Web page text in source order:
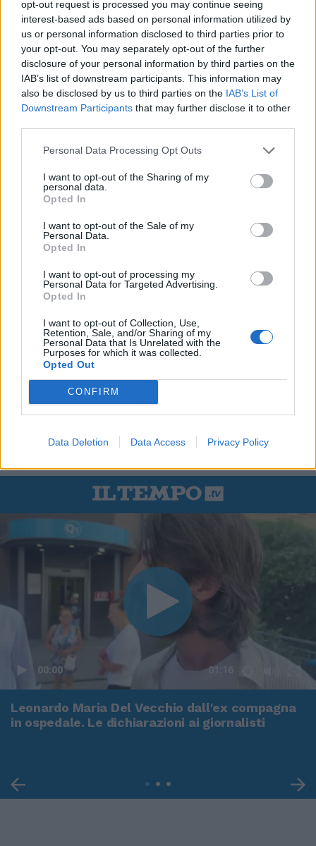
opt-out request is processed you may continue seeing
interest-based ads based on personal information utilized by
us or personal information disclosed to third parties prior to
your opt-out. You may separately opt-out of the further
disclosure of your personal information by third parties on the
IAB’s list of downstream participants. This information may
also be disclosed by us to third parties on the IAB’s List of
Downstream Participants that may further disclose it to other
Personal Data Processing Opt Outs
I want to opt-out of the Sharing of my
personal data.
Opted In
I want to opt-out of the Sale of my
Personal Data.
Opted In
I want to opt-out of processing my
Personal Data for Targeted Advertising.
Opted In
I want to opt-out of Collection, Use,
Retention, Sale, and/or Sharing of my
Personal Data that Is Unrelated with the
Purposes for which it was collected.
Opted Out
CONFIRM
Data Deletion Data Access Privacy Policy
00:00 01:16
Leonardo Maria Del Vecchio dall'ex compagna
in ospedale. Le dichiarazioni ai giornalisti